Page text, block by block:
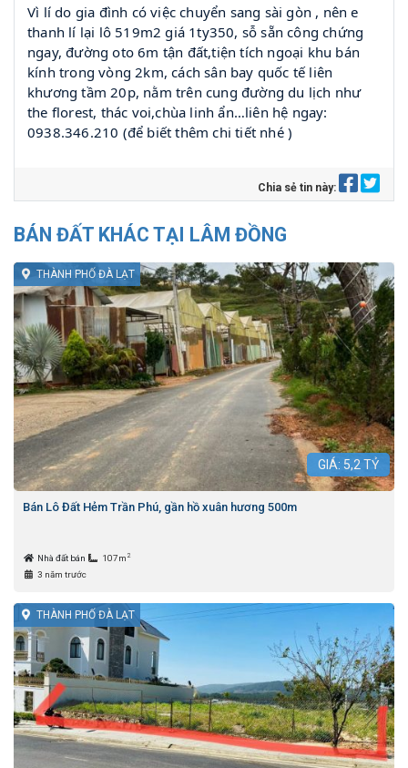
Vì lí do gia đình có việc chuyển sang sài gòn , nên e
thanh lí lại lô 519m2 giá 1ty350, sỗ sẵn công chứng
ngay, đường oto 6m tận đất,tiện tích ngoại khu bán
kính trong vòng 2km, cách sân bay quốc tế liên
khương tầm 20p, nằm trên cung đường du lịch như
the florest, thác voi,chùa linh ẩn…liên hệ ngay:
0938.346.210 (để biết thêm chi tiết nhé )
Chia sẻ tin này:
BÁN ĐẤT KHÁC TẠI LÂM ĐỒNG
THÀNH PHỐ ĐÀ LẠT
GIÁ: 5,2 TỶ
Bán Lô Đất Hẻm Trần Phú, gần hồ xuân hương 500m
Nhà đất bán 107m 2
3 năm trước
THÀNH PHỐ ĐÀ LẠT